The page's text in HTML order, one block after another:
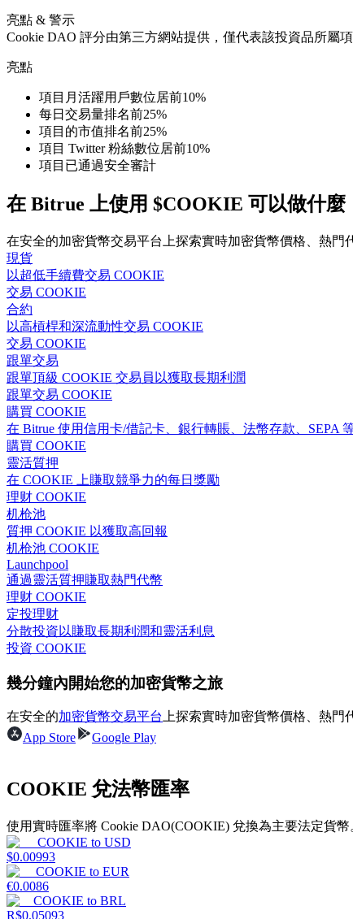
坐享盈利分成和跟單分傭
合約資訊
合約指南
合約功能使用指南
交易策略
理財
亮點 & 警示
Cookie DAO 評分由第三方網站提供，僅代表該投資品所屬
亮點
項目月活躍用戶數位居前10%
每日交易量排名前25%
項目的市值排名前25%
項目 Twitter 粉絲數位居前10%
項目已通過安全審計
在 Bitrue 上使用 $COOKIE 可以做什麼
在安全的加密貨幣交易平台上探索實時加密貨幣價格、熱門
現貨
以超低手續費交易 COOKIE
交易 COOKIE
合約
以高槓桿和深流動性交易 COOKIE
交易 COOKIE
跟單交易
跟單頂級 COOKIE 交易員以獲取長期利潤
跟單交易 COOKIE
購買 COOKIE
在 Bitrue 使用信用卡/借記卡、銀行轉賬、法幣存款、SEPA
購買 COOKIE
靈活質押
在 COOKIE 上賺取競爭力的每日獎勵
理财 COOKIE
机枪池
質押 COOKIE 以獲取高回報
机枪池 COOKIE
Launchpool
通過靈活質押賺取熱門代幣
理财 COOKIE
定投理财
分散投資以賺取長期利潤和靈活利息
投資 COOKIE
幾分鐘內開始您的加密貨幣之旅
在安全的加密貨幣交易平台上探索實時加密貨幣價格、熱門
App Store
Google Play
COOKIE 兌法幣匯率
使用實時匯率將 Cookie DAO(COOKIE) 兌換為主要法定貨幣
COOKIE to USD
$0.00993
COOKIE to EUR
€0.0086
COOKIE to BRL
R$0.05093